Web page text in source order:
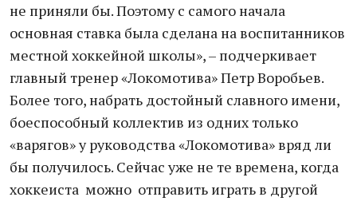
не приняли бы. Поэтому с самого начала
основная ставка была сделана на воспитанников
местной хоккейной школы», – подчеркивает
главный тренер «Локомотива» Петр Воробьев.
Более того, набрать достойный славного имени,
боеспособный коллектив из одних только
«варягов» у руководства «Локомотива» вряд ли
бы получилось. Сейчас уже не те времена, когда
хоккеиста можно отправить играть в другой